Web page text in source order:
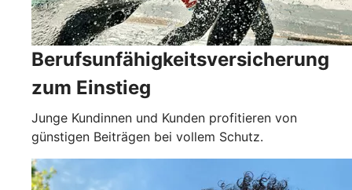
Berufsunfähigkeits­versicherung
zum Einstieg
Junge Kundinnen und Kunden profitieren von
günstigen Beiträgen bei vollem Schutz.